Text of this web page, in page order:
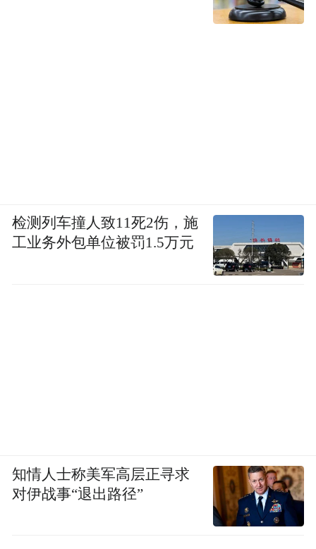
检测列车撞人致11死2伤，施
工业务外包单位被罚1.5万元
知情人士称美军高层正寻求
对伊战事“退出路径”